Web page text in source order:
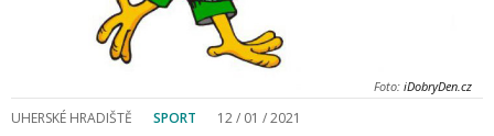
Foto: iDobryDen.cz
UHERSKÉ HRADIŠTĚ SPORT 12 / 01 / 2021